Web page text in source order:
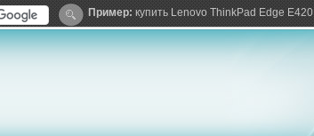
Каталог виджетовПример: купить Lenovo ThinkPad Edge E420